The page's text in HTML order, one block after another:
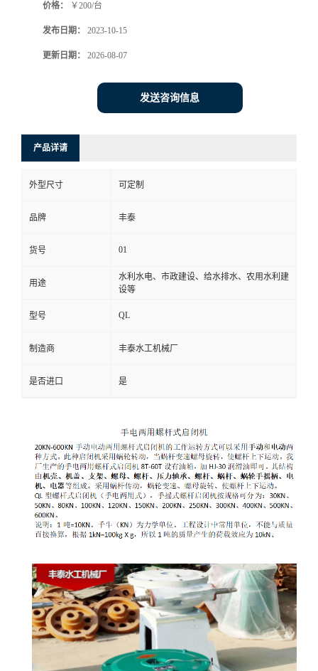
价格： ￥200/台
发布日期： 2023-10-15
更新日期： 2026-08-07
发送咨询信息
产品详请
外型尺寸 可定制
品牌 丰泰
货号 01
用途
水利水电、市政建设、给水排水、农用水利建
设等
型号 QL
制造商 丰泰水工机械厂
是否进口 是